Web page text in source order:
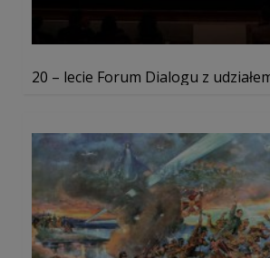
20 – lecie Forum Dialogu z